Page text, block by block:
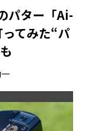
パター「Ai-
てみた“パ